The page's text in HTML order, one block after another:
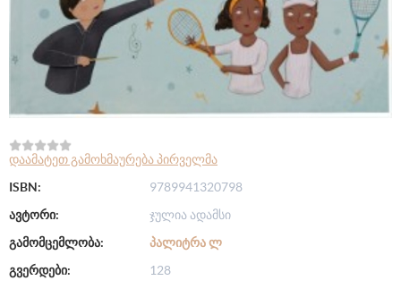
დაამატეთ გამოხმაურება პირველმა
ISBN:
9789941320798
ავტორი:
ჯულია ადამსი
გამომცემლობა:
ᲞᲐᲚᲘᲢᲠᲐ Ლ
გვერდები:
128